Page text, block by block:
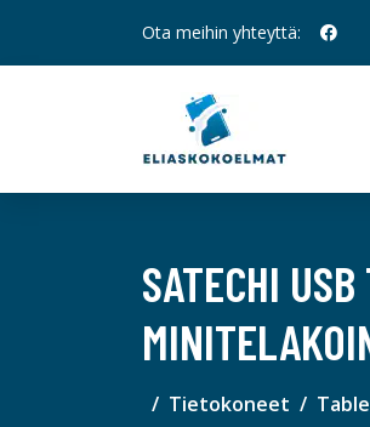
Ota meihin yhteyttä:
SATECHI
Tietokoneet